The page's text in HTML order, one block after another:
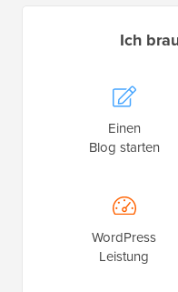
Ich
Einen
Blog starten
WordPress
Leistung